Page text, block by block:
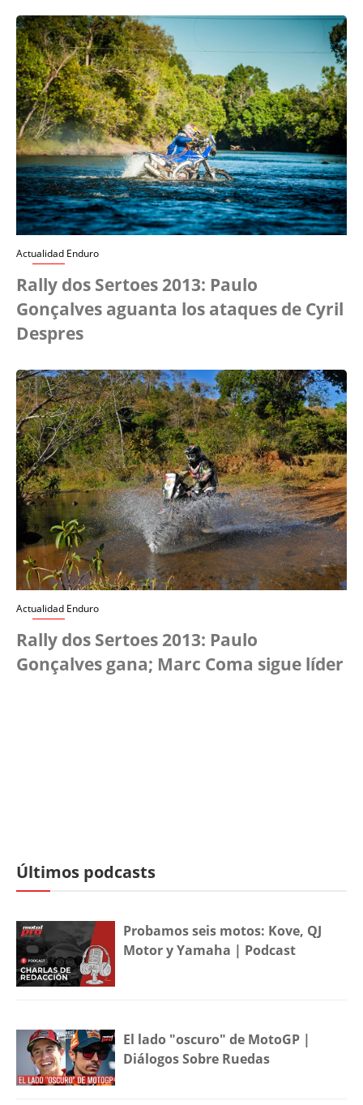
Actualidad Enduro
Rally dos Sertoes 2013: Paulo
Gonçalves aguanta los ataques de Cyril
Despres
Actualidad Enduro
Rally dos Sertoes 2013: Paulo
Gonçalves gana; Marc Coma sigue líder
Últimos podcasts
Probamos seis motos: Kove, QJ
Motor y Yamaha | Podcast
El lado "oscuro" de MotoGP |
Diálogos Sobre Ruedas